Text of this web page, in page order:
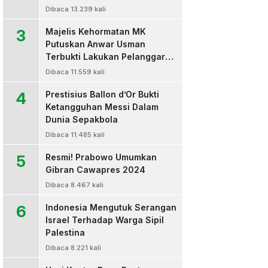
Dibaca 13.239 kali
3
Majelis Kehormatan MK
Putuskan Anwar Usman
Terbukti Lakukan Pelanggaran
Berat Kode Etik dan
Dibaca 11.559 kali
4
Prestisius Ballon d’Or Bukti
Ketangguhan Messi Dalam
Dunia Sepakbola
Dibaca 11.485 kali
5
Resmi! Prabowo Umumkan
Gibran Cawapres 2024
Dibaca 8.467 kali
6
Indonesia Mengutuk Serangan
Israel Terhadap Warga Sipil
Palestina
Dibaca 8.221 kali